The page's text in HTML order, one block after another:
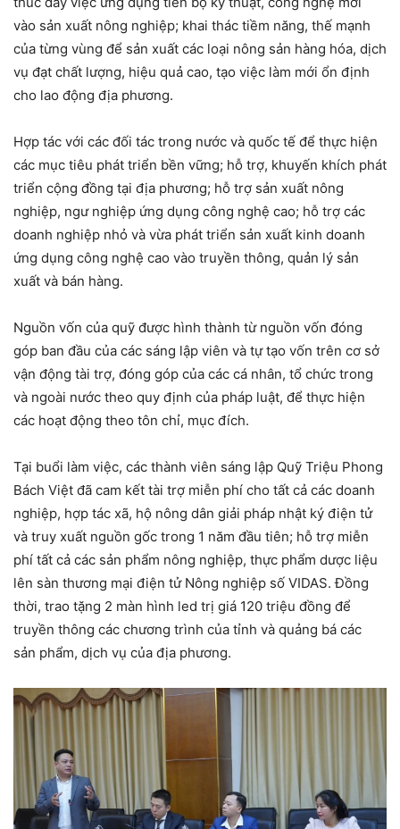
vào sản xuất nông nghiệp; khai thác tiềm năng, thế mạnh
của từng vùng để sản xuất các loại nông sản hàng hóa, dịch
vụ đạt chất lượng, hiệu quả cao, tạo việc làm mới ổn định
cho lao động địa phương.
Hợp tác với các đối tác trong nước và quốc tế để thực hiện
các mục tiêu phát triển bền vững; hỗ trợ, khuyến khích phát
triển cộng đồng tại địa phương; hỗ trợ sản xuất nông
nghiệp, ngư nghiệp ứng dụng công nghệ cao; hỗ trợ các
doanh nghiệp nhỏ và vừa phát triển sản xuất kinh doanh
ứng dụng công nghệ cao vào truyền thông, quản lý sản
xuất và bán hàng.
Nguồn vốn của quỹ được hình thành từ nguồn vốn đóng
góp ban đầu của các sáng lập viên và tự tạo vốn trên cơ sở
vận động tài trợ, đóng góp của các cá nhân, tổ chức trong
và ngoài nước theo quy định của pháp luật, để thực hiện
các hoạt động theo tôn chỉ, mục đích.
Tại buổi làm việc, các thành viên sáng lập Quỹ Triệu Phong
Bách Việt đã cam kết tài trợ miễn phí cho tất cả các doanh
nghiệp, hợp tác xã, hộ nông dân giải pháp nhật ký điện tử
và truy xuất nguồn gốc trong 1 năm đầu tiên; hỗ trợ miễn
phí tất cả các sản phẩm nông nghiệp, thực phẩm dược liệu
lên sàn thương mại điện tử Nông nghiệp số VIDAS. Đồng
thời, trao tặng 2 màn hình led trị giá 120 triệu đồng để
truyền thông các chương trình của tỉnh và quảng bá các
sản phẩm, dịch vụ của địa phương.